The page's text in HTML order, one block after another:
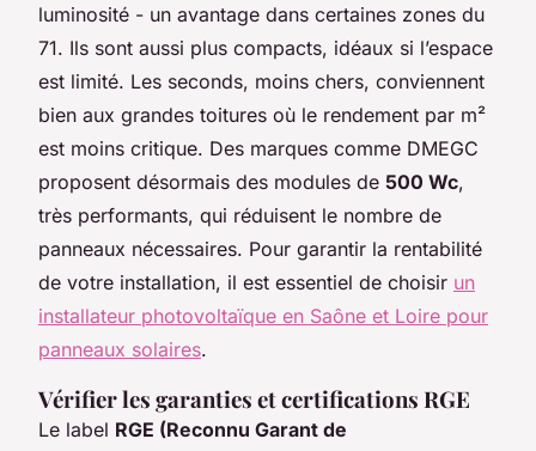
luminosité - un avantage dans certaines zones du
71. Ils sont aussi plus compacts, idéaux si l’espace
est limité. Les seconds, moins chers, conviennent
bien aux grandes toitures où le rendement par m²
est moins critique. Des marques comme DMEGC
proposent désormais des modules de 500 Wc,
très performants, qui réduisent le nombre de
panneaux nécessaires. Pour garantir la rentabilité
de votre installation, il est essentiel de choisir un
installateur photovoltaïque en Saône et Loire pour
panneaux solaires.
Vérifier les garanties et certifications RGE
Le label RGE (Reconnu Garant de